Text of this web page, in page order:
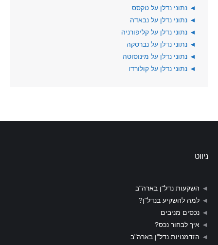
◄ נתוני נדלן על טקסס
◄ נתוני נדלן על נבאדה
◄ נתוני נדלן על קליפורניה
◄ נתוני נדלן על נברסקה
◄ נתוני נדלן על מינוסוטה
◄ נתוני נדלן על קולורדו
ניווט
◄ השקעות נדל"ן בארה"ב
◄ למה להשקיע בנדל"ן?
◄ נכסים מניבים
◄ איך לבחור נכס?
◄ הזדמנויות נדל"ן בארה"ב